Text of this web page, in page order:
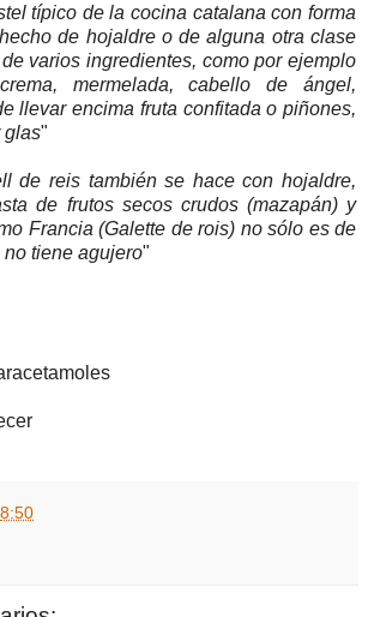
típico de la cocina catalana con forma
de hojaldre o de alguna otra clase
varios ingredientes, como por ejemplo
mermelada, cabello de ángel,
llevar encima fruta confitada o piñones,
glas"
de reis también se hace con hojaldre,
de frutos secos crudos (mazapán) y
Francia (Galette de rois) no sólo es de
tiene agujero"
8:50